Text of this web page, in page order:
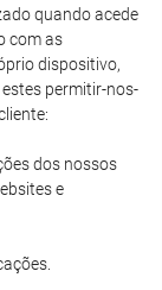
quando acede
com as
dispositivo,
permitir-nos-
dos nossos
e